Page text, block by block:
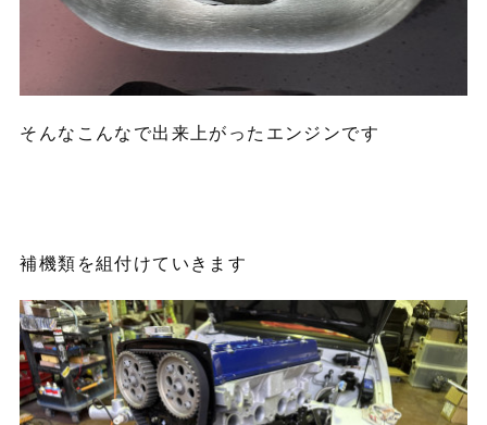
そんなこんなで出来上がったエンジンです
補機類を組付けていきます